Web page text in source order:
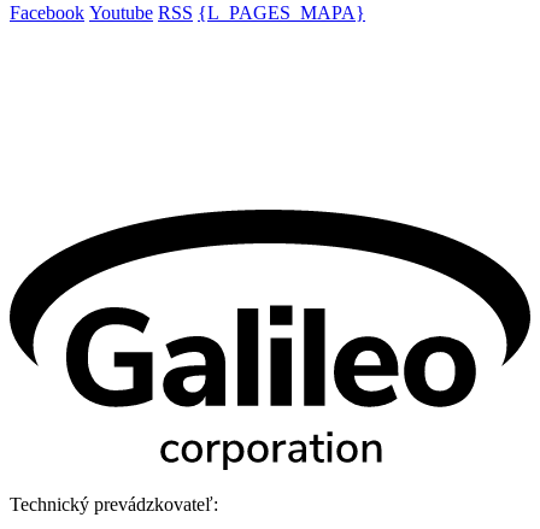
Facebook Youtube RSS {L_PAGES_MAPA}
Technický prevádzkovateľ: